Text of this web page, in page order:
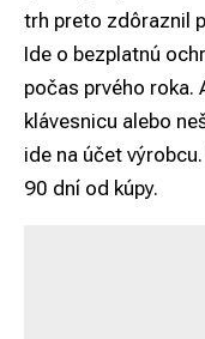
trh preto zdôraznil
Ide o bezplatnú
počas prvého roka.
klávesnicu alebo
ide na účet
90 dní od kúpy.